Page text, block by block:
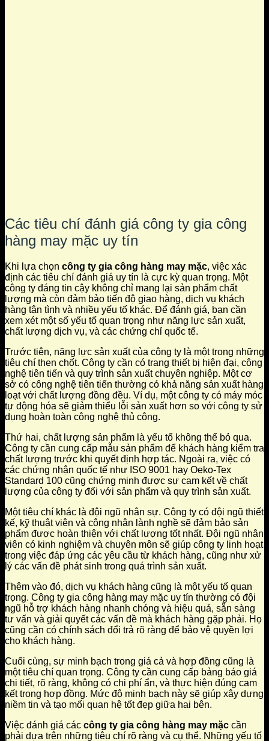
Các tiêu chí đánh giá công ty gia công
hàng may mặc uy tín
Khi lựa chọn công ty gia công hàng may mặc, việc xác
định các tiêu chí đánh giá uy tín là cực kỳ quan trọng. Một
công ty đáng tin cậy không chỉ mang lại sản phẩm chất
lượng mà còn đảm bảo tiến độ giao hàng, dịch vụ khách
hàng tận tình và nhiều yếu tố khác. Để đánh giá, bạn cần
xem xét một số yếu tố quan trọng như năng lực sản xuất,
chất lượng dịch vụ, và các chứng chỉ quốc tế.
Trước tiên, năng lực sản xuất của công ty là một trong những
tiêu chí then chốt. Công ty cần có trang thiết bị hiện đại, công
nghệ tiên tiến và quy trình sản xuất chuyên nghiệp. Một cơ
sở có công nghệ tiên tiến thường có khả năng sản xuất hàng
loạt với chất lượng đồng đều. Ví dụ, một công ty có máy móc
tự động hóa sẽ giảm thiểu lỗi sản xuất hơn so với công ty sử
dụng hoàn toàn công nghệ thủ công.
Thứ hai, chất lượng sản phẩm là yếu tố không thể bỏ qua.
Công ty cần cung cấp mẫu sản phẩm để khách hàng kiểm tra
chất lượng trước khi quyết định hợp tác. Ngoài ra, việc có
các chứng nhận quốc tế như ISO 9001 hay Oeko-Tex
Standard 100 cũng chứng minh được sự cam kết về chất
lượng của công ty đối với sản phẩm và quy trình sản xuất.
Một tiêu chí khác là đội ngũ nhân sự. Công ty có đội ngũ thiết
kế, kỹ thuật viên và công nhân lành nghề sẽ đảm bảo sản
phẩm được hoàn thiện với chất lượng tốt nhất. Đội ngũ nhân
viên có kinh nghiệm và chuyên môn sẽ giúp công ty linh hoạt
trong việc đáp ứng các yêu cầu từ khách hàng, cũng như xử
lý các vấn đề phát sinh trong quá trình sản xuất.
Thêm vào đó, dịch vụ khách hàng cũng là một yếu tố quan
trọng. Công ty gia công hàng may mặc uy tín thường có đội
ngũ hỗ trợ khách hàng nhanh chóng và hiệu quả, sẵn sàng
tư vấn và giải quyết các vấn đề mà khách hàng gặp phải. Họ
cũng cần có chính sách đổi trả rõ ràng để bảo vệ quyền lợi
cho khách hàng.
Cuối cùng, sự minh bạch trong giá cả và hợp đồng cũng là
một tiêu chí quan trọng. Công ty cần cung cấp bảng báo giá
chi tiết, rõ ràng, không có chi phí ẩn, và thực hiện đúng cam
kết trong hợp đồng. Mức độ minh bạch này sẽ giúp xây dựng
niềm tin và tạo mối quan hệ tốt đẹp giữa hai bên.
Việc đánh giá các công ty gia công hàng may mặc cần
phải dựa trên những tiêu chí rõ ràng và cụ thể. Những yếu tố